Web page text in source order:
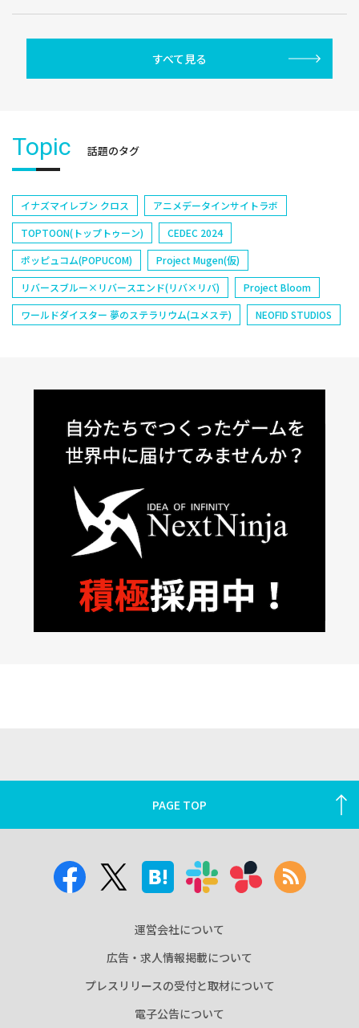
すべて見る
Topic 話題のタグ
イナズマイレブン クロス
アニメデータインサイトラボ
TOPTOON(トップトゥーン)
CEDEC 2024
ポッピュコム(POPUCOM)
Project Mugen(仮)
リバースブルー×リバースエンド(リバ×リバ)
Project Bloom
ワールドダイスター 夢のステラリウム(ユメステ)
NEOFID STUDIOS
PAGE TOP
運営会社について
広告・求人情報掲載について
プレスリリースの受付と取材について
電子公告について